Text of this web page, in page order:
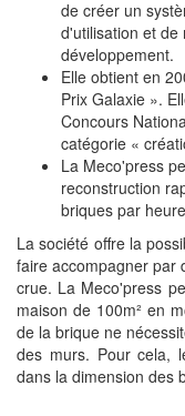
de créer un
d'utilisation et de
développement.
Elle obtient en
Prix Galaxie ».
Concours
catégorie «
La Meco'press
reconstruction
briques par heure
La société offre la
faire accompagner par
crue. La Meco'press
maison de 100m² en
de la brique ne
des murs. Pour cela,
dans la dimension des